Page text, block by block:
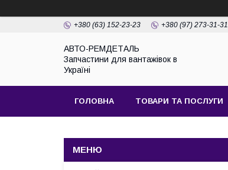
+380 (63) 152-23-23 +380 (97) 273-31-31
АВТО-РЕМДЕТАЛЬ
Запчастини для вантажівок в
Україні
ГОЛОВНА ТОВАРИ ТА ПОСЛУГИ